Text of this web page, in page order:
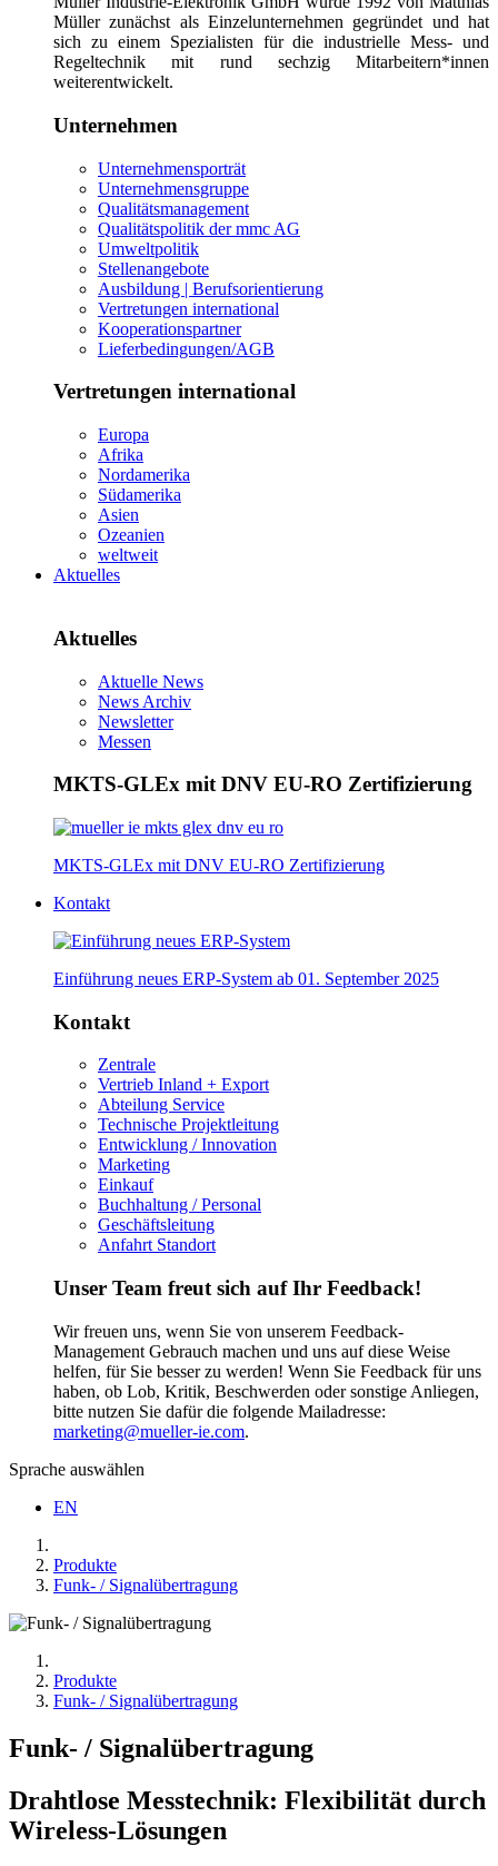
Müller zunächst als Einzelunternehmen gegründet und hat
sich zu einem Spezialisten für die industrielle Mess- und
Regeltechnik mit rund sechzig Mitarbeitern*innen
weiterentwickelt.
Unternehmen
Unternehmensporträt
Unternehmensgruppe
Qualitätsmanagement
Qualitätspolitik der mmc AG
Umweltpolitik
Stellenangebote
Ausbildung | Berufsorientierung
Vertretungen international
Kooperationspartner
Lieferbedingungen/AGB
Vertretungen international
Europa
Afrika
Nordamerika
Südamerika
Asien
Ozeanien
weltweit
Aktuelles
Aktuelles
Aktuelle News
News Archiv
Newsletter
Messen
MKTS-GLEx mit DNV EU-RO Zertifizierung
MKTS-GLEx mit DNV EU-RO Zertifizierung
Kontakt
Einführung neues ERP-System ab 01. September 2025
Kontakt
Zentrale
Vertrieb Inland + Export
Abteilung Service
Technische Projektleitung
Entwicklung / Innovation
Marketing
Einkauf
Buchhaltung / Personal
Geschäftsleitung
Anfahrt Standort
Unser Team freut sich auf Ihr Feedback!
Wir freuen uns, wenn Sie von unserem Feedback-
Management Gebrauch machen und uns auf diese Weise
helfen, für Sie besser zu werden! Wenn Sie Feedback für uns
haben, ob Lob, Kritik, Beschwerden oder sonstige Anliegen,
bitte nutzen Sie dafür die folgende Mailadresse:
marketing@mueller-ie.com.
Sprache auswählen
EN
Produkte
Funk- / Signalübertragung
Produkte
Funk- / Signalübertragung
Funk- / Signalübertragung
Drahtlose Messtechnik: Flexibilität durch
Wireless-Lösungen